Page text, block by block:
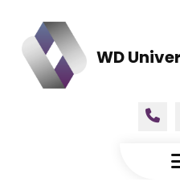
WD